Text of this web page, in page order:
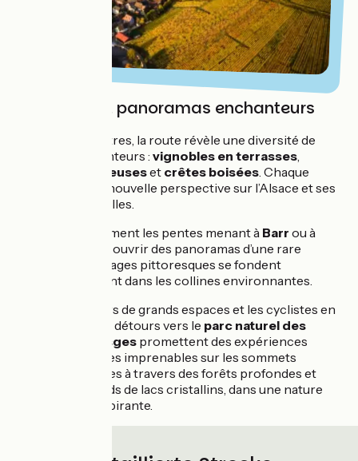
Paysages et panoramas enchanteurs
Au fil des kilomètres, la route révèle une diversité de
paysages enchanteurs : vignobles en terrasses,
clairières lumineuseset crêtes boisées. Chaque
virage offre une nouvelle perspective sur l’Alsace et ses
richesses naturelles.
Gravissez doucement les pentes menant à Barr ou à
pour découvrir des panoramas d’une rare
beauté, où les villages pittoresques se fondent
harmonieusement dans les collines environnantes.
Pour les amateurs de grands espaces et les cyclistes en
quête de défi, des détours vers le parc naturel des
Ballons des Vosges promettent des expériences
mémorables : vues imprenables sur les sommets
arrondis, passages à travers des forêts profondes et
pauses aux abords de lacs cristallins, dans une nature
préservée et inspirante.